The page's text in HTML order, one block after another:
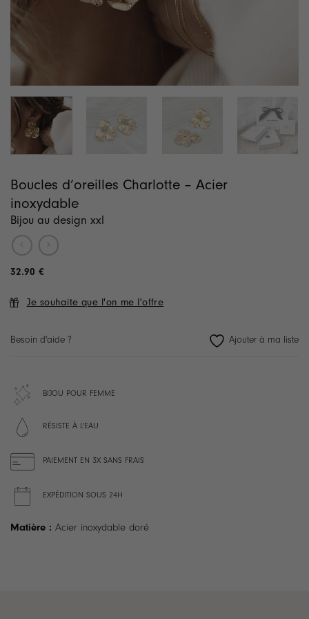
Boucles d’oreilles Charlotte – Acier
inoxydable
Bijou au design xxl
32.90 €
Je souhaite que l'on me l'offre
Besoin d'aide ?
BIJOU POUR FEMME
RÉSISTE À L'EAU
PAIEMENT EN 3X SANS FRAIS
EXPÉDITION SOUS 24H
Matière : Acier inoxydable doré